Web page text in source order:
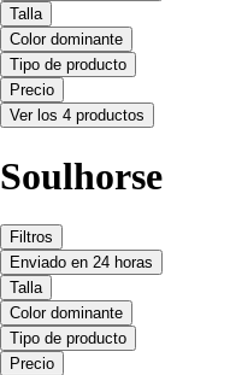
Talla
Color dominante
Tipo de producto
Precio
Ver los 4 productos
Soulhorse
Filtros
Enviado en 24 horas
Talla
Color dominante
Tipo de producto
Precio